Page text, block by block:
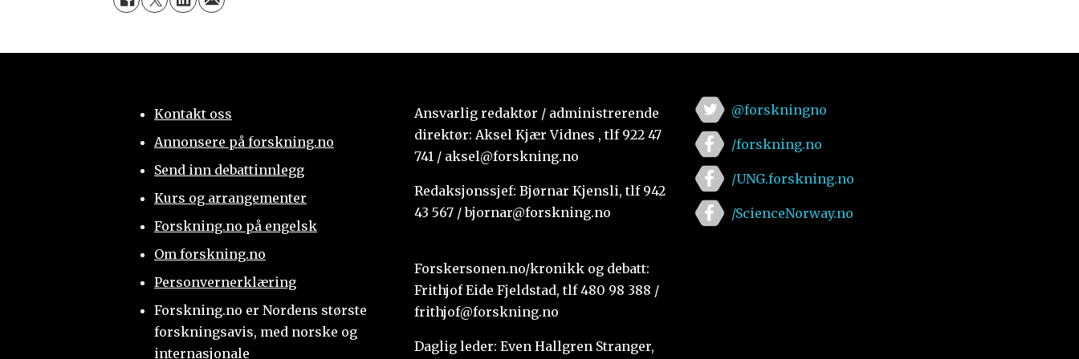
Kontakt oss
Annonsere på forskning.no
Send inn debattinnlegg
Kurs og arrangementer
Forskning.no på engelsk
Om forskning.no
Personvernerklæring
Forskning.no er Nordens største
forskningsavis, med norske og
internasjonale
Ansvarlig redaktør / administrerende
direktør: Aksel Kjær Vidnes , tlf 922 47
741 / aksel@forskning.no
Redaksjonssjef: Bjørnar Kjensli, tlf 942
43 567 / bjornar@forskning.no
Forskersonen.no/kronikk og debatt:
Frithjof Eide Fjeldstad, tlf 480 98 388 /
frithjof@forskning.no
Daglig leder: Even Hallgren Stranger,
@forskningno
/forskning.no
/UNG.forskning.no
/ScienceNorway.no